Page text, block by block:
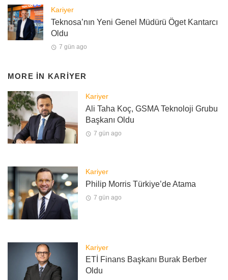
Kariyer
Teknosa’nın Yeni Genel Müdürü Öget Kantarcı
Oldu
7 gün ago
MORE IN KARIYER
Kariyer
Ali Taha Koç, GSMA Teknoloji Grubu
Başkanı Oldu
7 gün ago
Kariyer
Philip Morris Türkiye’de Atama
7 gün ago
Kariyer
ETİ Finans Başkanı Burak Berber
Oldu